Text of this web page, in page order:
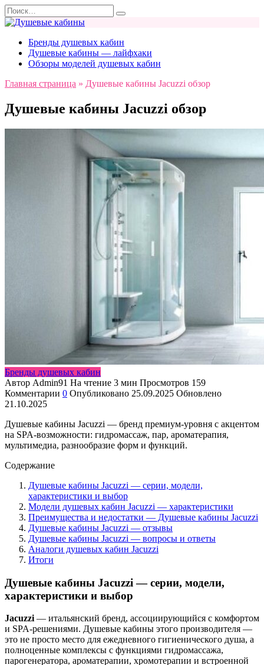
Перейти
к
содержанию
Search
for:
Бренды душевых кабин
Душевые кабины — лайфхаки
Обзоры моделей душевых кабин
Главная страница » Душевые кабины Jacuzzi обзор
Душевые кабины Jacuzzi обзор
Бренды душевых кабин
Автор Admin91 На чтение 3 мин Просмотров 159
Комментарии 0 Опубликовано 25.09.2025 Обновлено
21.10.2025
Душевые кабины Jacuzzi — бренд премиум-уровня с акцентом
на SPA-возможности: гидромассаж, пар, ароматерапия,
мультимедиа, разнообразие форм и функций.
Содержание
Душевые кабины Jacuzzi — серии, модели,
характеристики и выбор
Модели душевых кабин Jacuzzi — характеристики
Преимущества и недостатки — Душевые кабины Jacuzzi
Душевые кабины Jacuzzi — отзывы
Душевые кабины Jacuzzi — вопросы и ответы
Аналоги душевых кабин Jacuzzi
Итоги
Душевые кабины Jacuzzi — серии, модели,
характеристики и выбор
Jacuzzi — итальянский бренд, ассоциирующийся с комфортом
и SPA-решениями. Душевые кабины этого производителя —
это не просто место для ежедневного гигиенического душа, а
полноценные комплексы с функциями гидромассажа,
парогенератора, ароматерапии, хромотерапии и встроенной